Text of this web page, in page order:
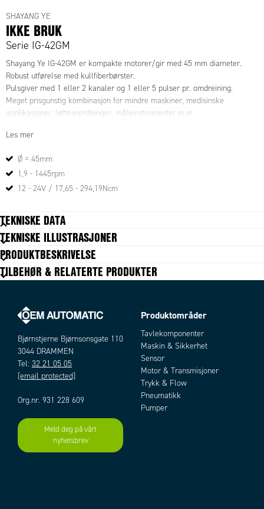
SHAYANG YE
IKKE BRUK
Serie IG-42GM
Shayang Ye IG-42GM er kompakte motorer/gir med 45 mm diameter.
Robust utførelse med kullfiberbørster.
Pulsgiver med 1 eller 2 kanaler og 1 eller 5 pulser pr. omdreining.
Meget prisgunstig kombinasjon for mindre maskiner, medisinske
applikasjoner, løfteanordninger, måleinstrumenter m.m
Les mer
Ø = 45mm
1,9 - 1445rpm
12 - 24V / 17,65 - 294,19Ncm
TEKNISKE DATA
Lengde
Matespenning 12 V DC, 24 V DC
TEKNISKE ILLUSTRASJONER
PRODUKTBESKRIVELSE
TILBEHØR & RELATERTE PRODUKTER
Bjørnstjerne Bjørnsonsgate 110
3044 DRAMMEN
Tel: 32 21 05 05
[email protected]
Org.nr. 931 228 609
Meld deg på vårt
nyhetsbrev
Produktområder
Tavlekomponenter
Maskin & Sikkerhet
Sensor
Motor & Transmisjoner
Trykk & Flow
Pneumatikk
Pumper